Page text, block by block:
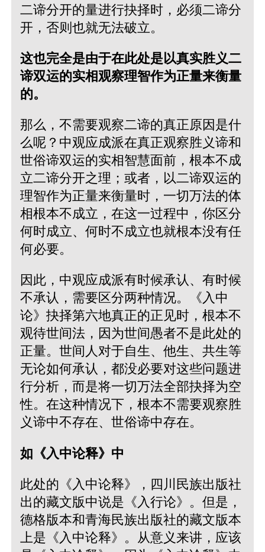
二谛分开的量进行抉择时，必须二谛分
开，否则也就无法破立。
这也完全是由于在此处是以真实胜义二
谛双运的实相观察理智作为正量来衡量
的。
那么，不需要观察二谛的真正原因是什
么呢？中观应成派在真正观察胜义谛和
世俗谛双运的实相智慧面前，根本不成
立二谛分开之理；或者，以二谛双运的
理智作为正量来衡量时，一切万法的体
相根本不成立，在这一过程中，你区分
何时成立、何时不成立也就根本没有任
何必要。
因此，中观应成派有时候承认、有时候
不承认，需要区分两种情况。《入中
论》抉择第六地真正的正见时，根本不
观待世间法，因为世间愚者不是此处的
正量。世间人对于自生、他生、共生等
无论如何承认，都没必要对这些问题进
行分析，而是将一切万法全部抉择为空
性。在这种情况下，根本不需要观察胜
义谛中不存在、世俗谛中存在。
如《入中论释》中
此处的《入中论释》，四川民族出版社
出的藏文版中说是《入行论》。但是，
德格版本和青海民族出版社的藏文版本
上是《入中论释》。从意义来讲，应该